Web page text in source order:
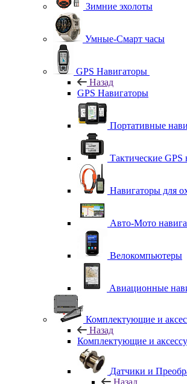
Зимние эхолоты
Умные-Смарт часы
GPS Навигаторы
Назад
GPS Навигаторы
Портативные
Тактические GPS
Навигаторы для
Авто-Мото
Велокомпьютеры
Авиационные
Комплектующие и
Назад
Комплектующие и
Датчики и
Назад